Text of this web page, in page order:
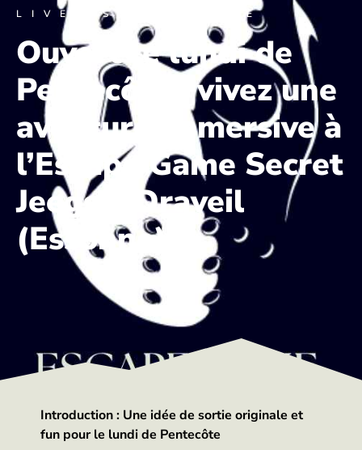
LIVE ESCAPE GAME
Ouvert le lundi de
Pentecôte : vivez une
aventure immersive à
l’Escape Game Secret
Jeegs à Draveil
(Essonne)
Introduction : Une idée de sortie originale et
fun pour le lundi de Pentecôte